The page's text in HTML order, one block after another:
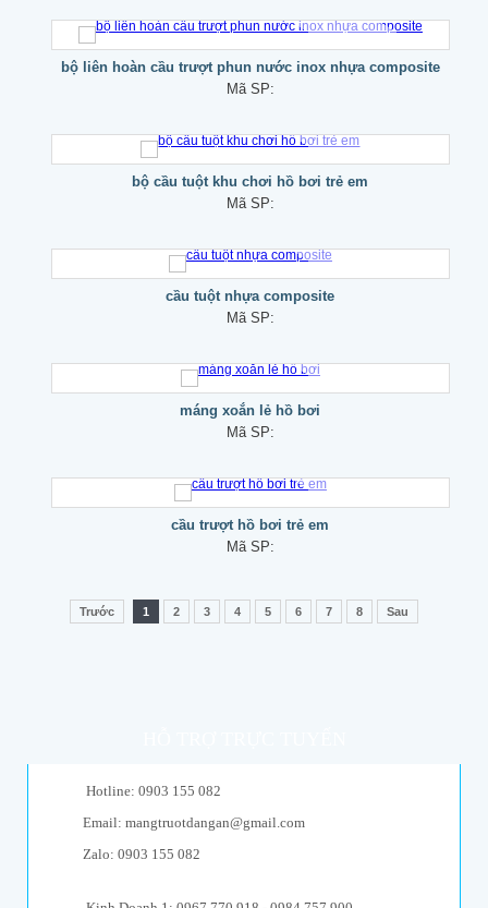
bộ liên hoàn cầu trượt phun nước inox nhựa composite
Mã SP:
bộ cầu tuột khu chơi hồ bơi trẻ em
Mã SP:
cầu tuột nhựa composite
Mã SP:
máng xoắn lẻ hồ bơi
Mã SP:
cầu trượt hồ bơi trẻ em
Mã SP:
Trước 1 2 3 4 5 6 7 8 Sau
Hotline: 0903 155 082
Email: mangtruotdangan@gmail.com
Zalo: 0903 155 082